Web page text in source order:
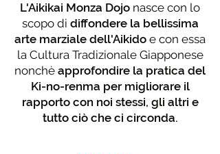
L'Aikikai Monza Dojo nasce con lo
scopo di diffondere la bellissima
arte marziale dell'Aikido e con essa
la Cultura Tradizionale Giapponese
nonchè approfondire la pratica del
Ki-no-renma per migliorare il
rapporto con noi stessi, gli altri e
tutto ciò che ci circonda.